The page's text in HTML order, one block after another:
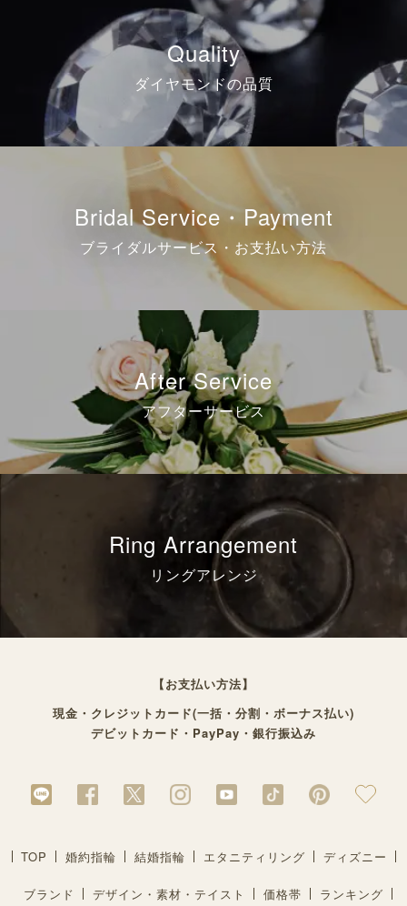
Quality
ダイヤモンドの品質
Bridal Service・Payment
ブライダルサービス・お支払い方法
After Service
アフターサービス
Ring Arrangement
リングアレンジ
【お支払い方法】
現金・クレジットカード(一括・分割・ボーナス払い)
デビットカード・PayPay・銀行振込み
TOP 婚約指輪 結婚指輪 エタニティリング ディズニー
ブランド デザイン・素材・テイスト 価格帯 ランキング